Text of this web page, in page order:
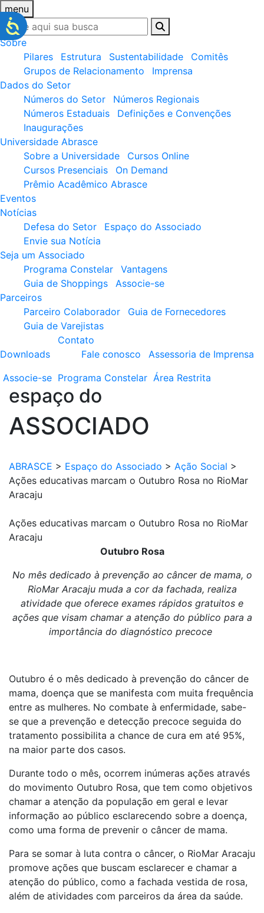
menu
Sobre
Pilares
Estrutura Sustentabilidade
Comitês
Grupos de Relacionamento
Imprensa
Dados do Setor
Números do Setor
Números Regionais
Números Estaduais
Definições e Convenções
Inaugurações
Universidade Abrasce
Sobre a Universidade
Cursos Online
Cursos Presenciais
On Demand
Prêmio Acadêmico Abrasce
Eventos
Notícias
Defesa do Setor
Espaço do Associado
Envie sua Notícia
Seja um Associado
Programa Constelar
Vantagens
Guia de Shoppings
Associe-se
Parceiros
Parceiro Colaborador
Guia de Fornecedores
Guia de Varejistas
Downloads
Contato
Fale conosco
Assessoria de Imprensa
Associe-se Programa Constelar Área Restrita
espaço do
ASSOCIADO
ABRASCE > Espaço do Associado > Ação Social >
Ações educativas marcam o Outubro Rosa no RioMar
Aracaju
Ações educativas marcam o Outubro Rosa no RioMar
Aracaju
Outubro Rosa
No mês dedicado à prevenção ao câncer de mama, o
RioMar Aracaju muda a cor da fachada, realiza
atividade que oferece exames rápidos gratuitos e
ações que visam chamar a atenção do público para a
importância do diagnóstico precoce
Outubro é o mês dedicado à prevenção do câncer de
mama, doença que se manifesta com muita frequência
entre as mulheres. No combate à enfermidade, sabe-
se que a prevenção e detecção precoce seguida do
tratamento possibilita a chance de cura em até 95%,
na maior parte dos casos.
Durante todo o mês, ocorrem inúmeras ações através
do movimento Outubro Rosa, que tem como objetivos
chamar a atenção da população em geral e levar
informação ao público esclarecendo sobre a doença,
como uma forma de prevenir o câncer de mama.
Para se somar à luta contra o câncer, o RioMar Aracaju
promove ações que buscam esclarecer e chamar a
atenção do público, como a fachada vestida de rosa,
além de atividades com parceiros da área da saúde.